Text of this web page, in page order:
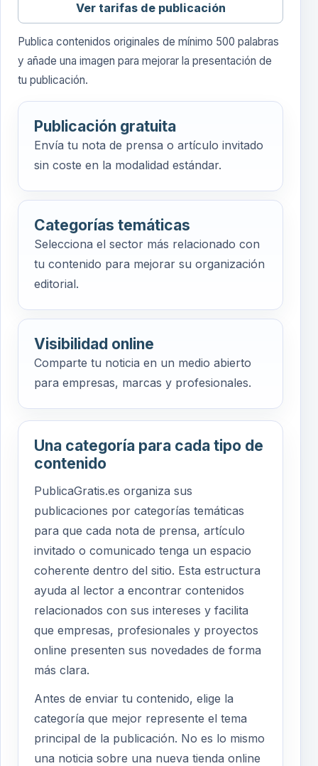
Ver tarifas de publicación
Publica contenidos originales de mínimo 500 palabras
y añade una imagen para mejorar la presentación de
tu publicación.
Publicación gratuita
Envía tu nota de prensa o artículo invitado
sin coste en la modalidad estándar.
Categorías temáticas
Selecciona el sector más relacionado con
tu contenido para mejorar su organización
editorial.
Visibilidad online
Comparte tu noticia en un medio abierto
para empresas, marcas y profesionales.
Una categoría para cada tipo de
contenido
PublicaGratis.es organiza sus
publicaciones por categorías temáticas
para que cada nota de prensa, artículo
invitado o comunicado tenga un espacio
coherente dentro del sitio. Esta estructura
ayuda al lector a encontrar contenidos
relacionados con sus intereses y facilita
que empresas, profesionales y proyectos
online presenten sus novedades de forma
más clara.
Antes de enviar tu contenido, elige la
categoría que mejor represente el tema
principal de la publicación. No es lo mismo
una noticia sobre una nueva tienda online